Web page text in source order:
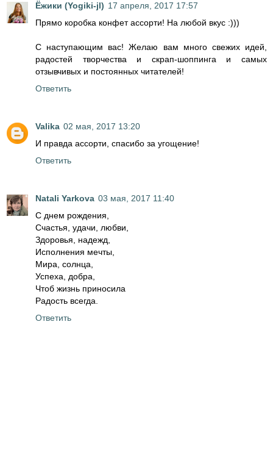
Ёжики (Yogiki-jl) 17 апреля, 2017 17:57
Прямо коробка конфет ассорти! На любой вкус :)))
С наступающим вас! Желаю вам много свежих идей,
радостей творчества и скрап-шоппинга и самых
отзывчивых и постоянных читателей!
Ответить
Valika 02 мая, 2017 13:20
И правда ассорти, спасибо за угощение!
Ответить
Natali Yarkova 03 мая, 2017 11:40
С днем рождения,
Счастья, удачи, любви,
Здоровья, надежд,
Исполнения мечты,
Мира, солнца,
Успеха, добра,
Чтоб жизнь приносила
Радость всегда.
Ответить